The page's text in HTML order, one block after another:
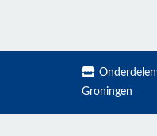
Groningen